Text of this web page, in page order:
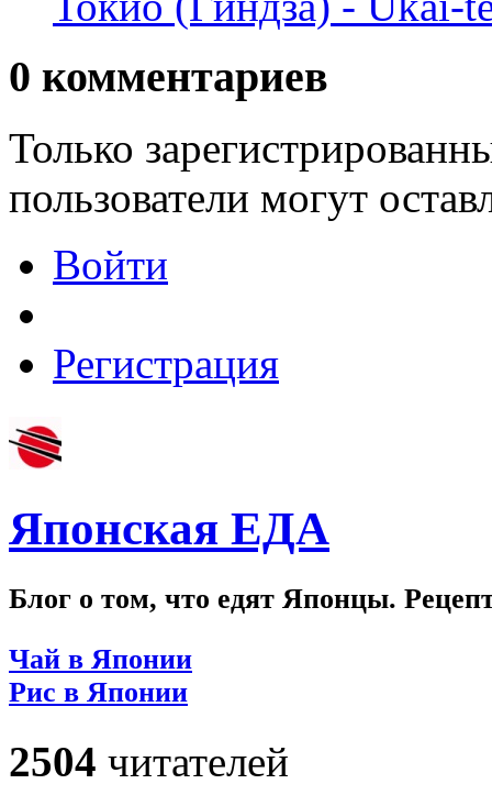
0 комментариев
Только
пользователи могут
Войти
Регистрация
Японская ЕДА
Блог о том, что едят Японцы.
Чай в Японии
Рис в Японии
2504 читателей